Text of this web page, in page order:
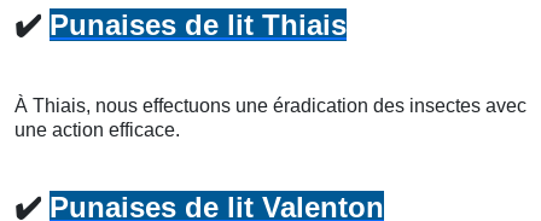
✔️ Punaises de lit Thiais
À Thiais, nous effectuons une éradication des insectes avec
une action efficace.
✔️ Punaises de lit Valenton